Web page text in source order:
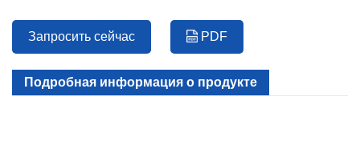
Запросить сейчас PDF
Подробная информация о продукте